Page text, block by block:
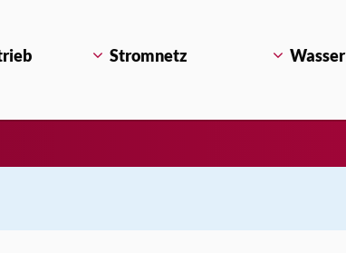
Stromnetz Wasser